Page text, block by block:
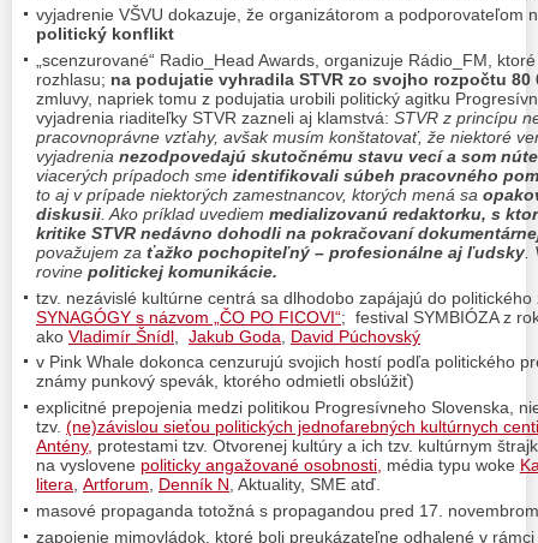
vyjadrenie VŠVU dokazuje, že organizátorom a podporovateľom
politický konflikt
„scenzurované“ Radio_Head Awards, organizuje Rádio_FM,
rozhlasu; na podujatie vyhradila STVR zo svojho rozpočtu 80
zmluvy, napriek tomu z podujatia urobili politický agitku
vyjadrenia riaditeľky STVR zazneli aj klamstvá: STVR z princípu
pracovnoprávne vzťahy, avšak musím konštatovať, že niektoré
vyjadrenia nezodpovedajú skutočnému stavu vecí a som
viacerých prípadoch sme identifikovali súbeh pracovného
to aj v prípade niektorých zamestnancov, ktorých mená sa
diskusii . Ako príklad uvediem medializovanú redaktorku, s
kritike STVR nedávno dohodli na pokračovaní
považujem za ťažko pochopiteľný – profesionálne aj ľudsky
rovine politickej komunikácie.
tzv. nezávislé kultúrne centrá sa dlhodobo zapájajú do
SYNAGÓGY s názvom „ČO PO FICOVI“; festival SYMBIÓZA z
ako Vladimír Šnídl Jakub Goda
David Púchovský
v Pink Whale dokonca cenzurujú svojich hostí podľa politického
známy punkový spevák, ktorého odmietli obslúžiť)
explicitné prepojenia medzi politikou Progresívneho Slovenska,
tzv. (ne)závislou sieťou politických jednofarebných kultúrnych
Antény, protestami tzv. Otvorenej kultúry a ich tzv. kultúrnym
na vyslovene politicky angažované osobnosti, média typu woke
litera Artforum Denník N , Aktuality, SME atď.
masové propaganda totožná s propagandou pred 17.
zapojenie mimovládok, ktoré boli preukázateľne odhalené v